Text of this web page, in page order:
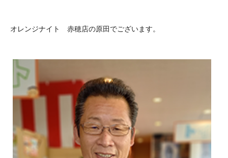
オレンジナイト 赤穂店の原田でございます。